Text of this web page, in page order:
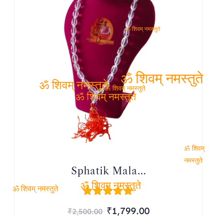
Sphatik Mala...
5.00
₹2,500.00 Original
₹1,799.00Current
ॐ शिवम्
नमस्तुते
ॐ शिवम् नमस्तुते
ॐ शिवम् नमस्तुते
ॐ शिवम् नमस्तुते
ॐ शिवम् नमस्तुते
ॐ शिवम् नमस्तुते
ॐ शिवम् नमस्तुते
ॐ शिवम् नमस्तुते